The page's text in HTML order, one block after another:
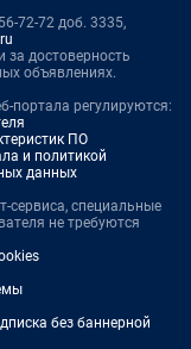
72-72 доб. 3335,
за достоверность
объявлениях.
портала регулируются:
ПО
и политикой
данных
сервиса, специальные
не требуются
без баннерной